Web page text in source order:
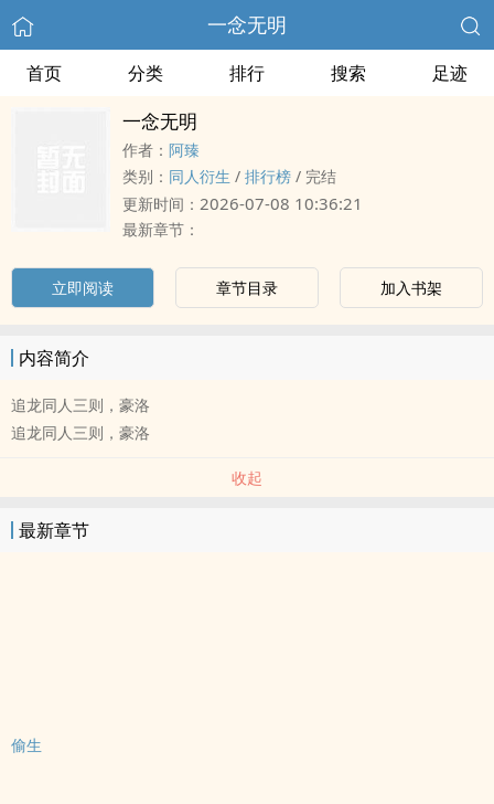
一念无明
首页 分类 排行 搜索 足迹
一念无明
作者： 阿臻
类别： 同人衍生 / 排行榜 / 完结
更新时间： 2026-07-08 10:36:21
最新章节：
立即阅读 章节目录 加入书架
内容简介
追龙同人三则，豪洛
追龙同人三则，豪洛
收起
最新章节
偷生